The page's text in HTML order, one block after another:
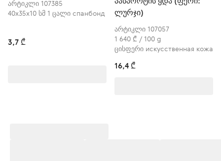
არტიკლი 107385
40х35х10 სმ 1 ცალი спанбонд
3,7 ₾
ლურჯი)
არტიკლი 107057
1 640 ₾ / 100 g
ცისფერი искусственная кожа
16,4 ₾